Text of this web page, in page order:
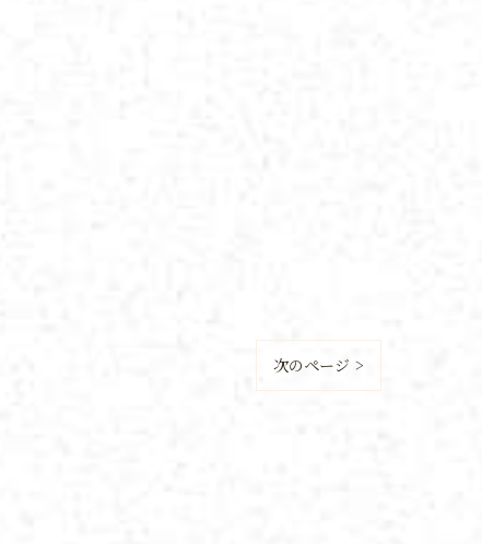
次のページ >